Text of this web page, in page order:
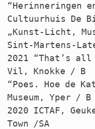
“Herinneringen
Cultuurhuis De
„Kunst-Licht,
Sint-Martens-
2021 “That’s all
Vil, Knokke / B
“Poes. Hoe de
Museum, Yper / B
2020 ICTAF ,
Town /SA